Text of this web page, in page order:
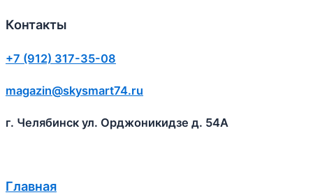
Контакты
+7 (912) 317-35-08
magazin@skysmart74.ru
г. Челябинск ул. Орджоникидзе д. 54А
Главная